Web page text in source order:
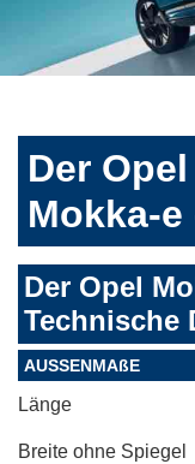
Der
Mokka-e
Der Opel
Technische
AUSSENMAßE
Länge
Breite ohne Spiegel